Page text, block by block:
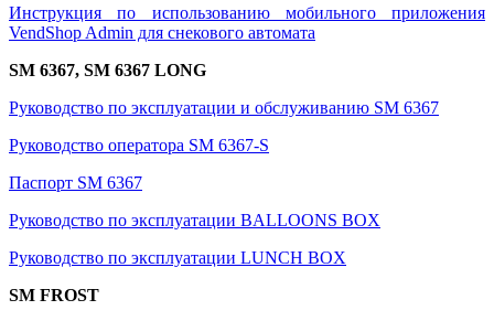
Инструкция по использованию мобильного приложения
VendShop Admin для снекового автомата
SM 6367, SM 6367 LONG
Руководство по эксплуатации и обслуживанию SM 6367
Руководство оператора SM 6367-S
Паспорт SM 6367
Руководство по эксплуатации BALLOONS BOX
Руководство по эксплуатации LUNCH BOX
SM FROST